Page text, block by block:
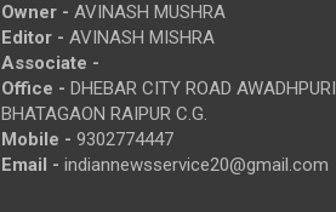
Owner - AVINASH MUSHRA
Editor - AVINASH MISHRA
Associate -
Office - DHEBAR CITY ROAD AWADHPURI
BHATAGAON RAIPUR C.G.
Mobile - 9302774447
Email - indiannewsservice20@gmail.com